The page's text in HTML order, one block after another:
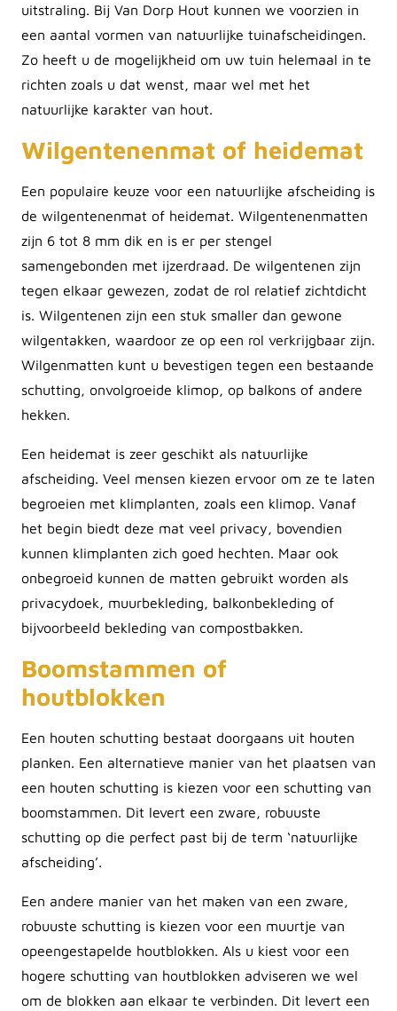
uitstraling. Bij Van Dorp Hout kunnen we voorzien in
een aantal vormen van natuurlijke tuinafscheidingen.
Zo heeft u de mogelijkheid om uw tuin helemaal in te
richten zoals u dat wenst, maar wel met het
natuurlijke karakter van hout.
Wilgentenenmat of heidemat
Een populaire keuze voor een natuurlijke afscheiding is
de wilgentenenmat of heidemat. Wilgentenenmatten
zijn 6 tot 8 mm dik en is er per stengel
samengebonden met ijzerdraad. De wilgentenen zijn
tegen elkaar gewezen, zodat de rol relatief zichtdicht
is. Wilgentenen zijn een stuk smaller dan gewone
wilgentakken, waardoor ze op een rol verkrijgbaar zijn.
Wilgenmatten kunt u bevestigen tegen een bestaande
schutting, onvolgroeide klimop, op balkons of andere
hekken.
Een heidemat is zeer geschikt als natuurlijke
afscheiding. Veel mensen kiezen ervoor om ze te laten
begroeien met klimplanten, zoals een klimop. Vanaf
het begin biedt deze mat veel privacy, bovendien
kunnen klimplanten zich goed hechten. Maar ook
onbegroeid kunnen de matten gebruikt worden als
privacydoek, muurbekleding, balkonbekleding of
bijvoorbeeld bekleding van compostbakken.
Boomstammen of
houtblokken
Een houten schutting bestaat doorgaans uit houten
planken. Een alternatieve manier van het plaatsen van
een houten schutting is kiezen voor een schutting van
boomstammen. Dit levert een zware, robuuste
schutting op die perfect past bij de term ‘natuurlijke
afscheiding’.
Een andere manier van het maken van een zware,
robuuste schutting is kiezen voor een muurtje van
opeengestapelde houtblokken. Als u kiest voor een
hogere schutting van houtblokken adviseren we wel
om de blokken aan elkaar te verbinden. Dit levert een